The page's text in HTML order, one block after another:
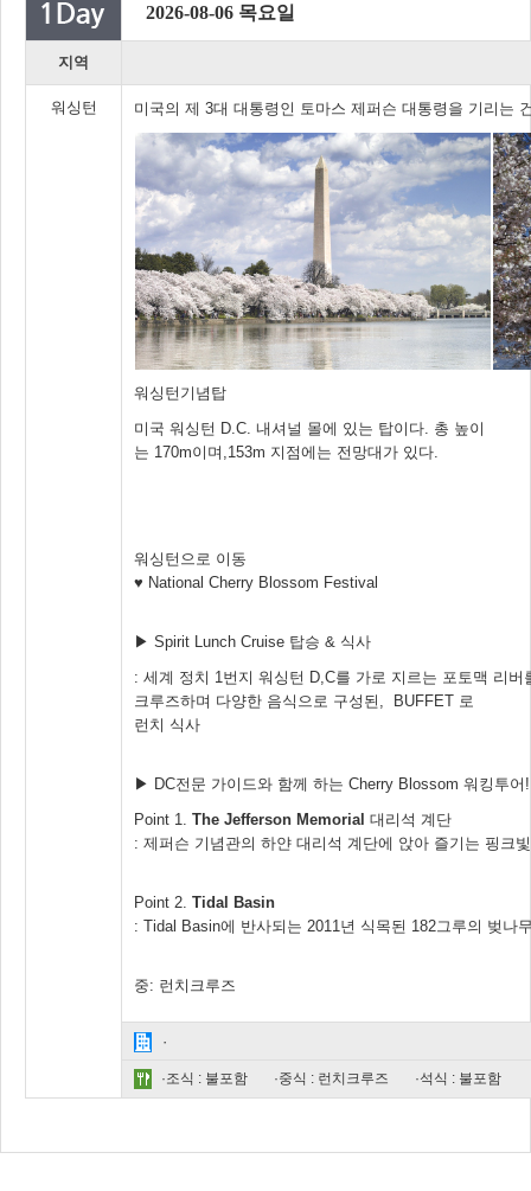
2026-08-06 목요일
지역
워싱턴 미국의 제 3대 대통령인 토마스 제퍼슨 대통령을 기리는
워싱턴기념탑
미국 워싱턴 D.C. 내셔널 몰에 있는 탑이다. 총 높이
는 170m이며,153m 지점에는 전망대가 있다.
워싱턴으로 이동
♥ National Cherry Blossom Festival
▶ Spirit Lunch Cruise 탑승 & 식사
: 세계 정치 1번지 워싱턴 D,C를 가로 지르는 포토맥 리버
크루즈하며 다양한 음식으로 구성된, BUFFET 로
런치 식사
▶ DC전문 가이드와 함께 하는 Cherry Blossom 워킹투어!
Point 1. The Jefferson Memorial 대리석 계단
: 제퍼슨 기념관의 하얀 대리석 계단에 앉아 즐기는 핑크
Point 2. Tidal Basin
: Tidal Basin에 반사되는 2011년 식목된 182그루의 벚나
중: 런치크루즈
·
·조식 : 불포함 ·중식 : 런치크루즈 ·석식 : 불포함